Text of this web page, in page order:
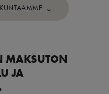
MAKSUTON
JA